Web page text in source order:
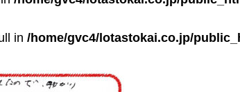
in /home/gvc4/lotastokai.co.jp/